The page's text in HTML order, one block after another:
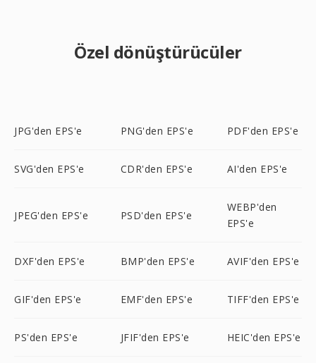
Özel dönüştürücüler
JPG'den EPS'e PNG'den EPS'e PDF'den EPS'e
SVG'den EPS'e CDR'den EPS'e AI'den EPS'e
JPEG'den EPS'e PSD'den EPS'e
WEBP'den
EPS'e
DXF'den EPS'e BMP'den EPS'e AVIF'den EPS'e
GIF'den EPS'e EMF'den EPS'e TIFF'den EPS'e
PS'den EPS'e JFIF'den EPS'e HEIC'den EPS'e